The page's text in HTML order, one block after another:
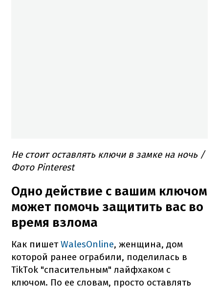
Не стоит оставлять ключи в замке на ночь /
Фото Pinterest
Одно действие с вашим ключом
может помочь защитить вас во
время взлома
Как пишетWalesOnline, женщина, дом
которой ранее ограбили, поделилась в
TikTok "спасительным" лайфхаком с
ключом. По ее словам, просто оставлять